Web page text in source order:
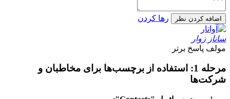
اضافه کردن نظر رها کردن
ساناز زوار
مولف پاسخ برتر
مرحله 1: استفاده از برچسب‌ها برای مخاطبان و
شرکت‌ها